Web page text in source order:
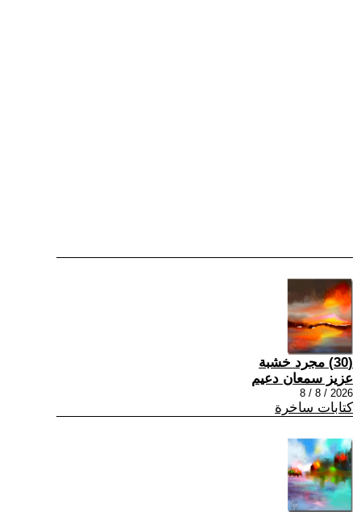
(30) مجرد خشبة
عزيز سمعان دعيم
2026 / 8 / 8
كتابات ساخرة